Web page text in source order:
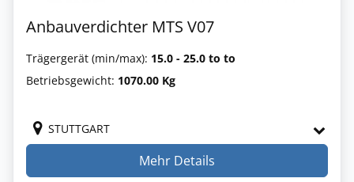
Anbauverdichter MTS V07
Trägergerät (min/max): 15.0 - 25.0 to to
Betriebsgewicht: 1070.00 Kg
STUTTGART
Mehr Details